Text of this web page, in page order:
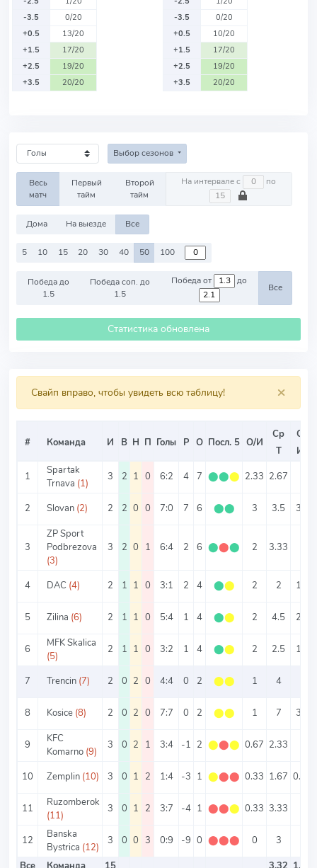
-3.5
0/20
+0.5
13/20
+1.5
17/20
+2.5
19/20
+3.5
20/20
-3.5
0/20
+0.5
10/20
+1.5
17/20
+2.5
19/20
+3.5
20/20
Выбор сезонов
Весь
матч
Первый
тайм
Второй
тайм
На интервале с по
Дома На выезде Все
5 10 15 20 30 40 50 100
Победа до
1.5
Победа соп. до
1.5
Победа от до
Все
Статистика обновлена
×
Свайп вправо, чтобы увидеть всю таблицу!
# Команда И В Н П Голы Р О Посл. 5 О/И
Ср
Т
Ср
ИТ
1
Spartak
Trnava (1)
3 2 1 0 6:2 4 7 ⬤⬤⬤ 2.33 2.67
2 Slovan (2) 2 2 0 0 7:0 7 6 ⬤⬤ 3 3.5 3.5
3
ZP Sport
Podbrezova
(3)
3 2 0 1 6:4 2 6 ⬤⬤⬤ 2 3.33
4 DAC (4) 2 1 1 0 3:1 2 4 ⬤⬤ 2 2 1.5
5 Zilina (6) 2 1 1 0 5:4 1 4 ⬤⬤ 2 4.5 2.5
6
MFK Skalica
(5)
2 1 1 0 3:2 1 4 ⬤⬤ 2 2.5 1.5
7 Trencin (7) 2 0 2 0 4:4 0 2 ⬤⬤ 1 4
8 Kosice (8) 2 0 2 0 7:7 0 2 ⬤⬤ 1 7 3.5
9
KFC
Komarno (9)
3 0 2 1 3:4 -1 2 ⬤⬤⬤ 0.67 2.33
10 Zemplin (10) 3 0 1 2 1:4 -3 1 ⬤⬤⬤ 0.33 1.67 0.33
11
Ruzomberok
(11)
3 0 1 2 3:7 -4 1 ⬤⬤⬤ 0.33 3.33
12
Banska
Bystrica (12)
3 0 0 3 0:9 -9 0 ⬤⬤⬤ 0 3